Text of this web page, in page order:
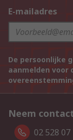
E-mailadres
De persoonlijke
aanmelden voor
Neem
02 528 07